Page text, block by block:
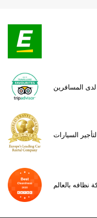
لدى المسافرين
السيارات
بالعالم